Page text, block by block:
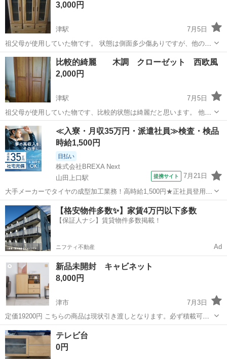
3,000円
津駅
7月5日
祖父母が使用していた物です。 状態は側面多少傷ありですが、他の部
分は比較的綺麗です。 他に断捨離品出してますので、ご覧ください。
横85、高さ110、奥行き45cm
三重 津市 津駅 収納家具
比較的綺麗 木調 クローゼット 西欧風
2,000円
津駅
7月5日
祖父母が使用していた物です、比較的状態は綺麗だと思います。 他に
断捨離品出してますので、ご覧ください。 クローゼット 横80cm、高
さ190cm、奥行き58cm
三重 津市 津駅 収納家具
≪入寮・月収35万円・派遣社員≫検査・検品
時給1,500円
日払い
株式会社BREXA Next
山田上口駅
提携サイト 7月21日
大手メーカーでタイヤの成型加工業務！高時給1,500円★正社員登用制
度あり！ワンルーム寮完備！マイカー通勤OK！無料駐車場あり！《三
重県伊勢市》 人気の工場のお仕事 ◇タイヤの製造◇ トラック・バ
ス・RV車用を中心とした...
三重 伊勢市 山田上口駅 その他
【格安物件多数✨】家賃4万円以下多数
【保証人ナシ】賃貸物件多数掲載！
ニフティ不動産 Ad
新品未開封 キャビネット
8,000円
津市
7月3日
定価19200円 こちらの商品は現状引き渡しとなります。必ず積載可能
なお車にてお越しくださいませ。積込はお手伝い致します。 配達も行
っておりますので、気軽にご相談ください。 ※※実物確認せずに配達
希望をして配達後にキャン...
三重 津市 収納家具
テレビ台
0円